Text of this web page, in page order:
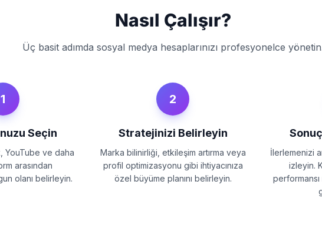
Nasıl Çalışır?
Üç basit adımda sosyal medya hesaplarınızı profesyonelce
1
Seçin
YouTube ve daha
arasından
olanı belirleyin.
2
Stratejinizi Belirleyin
Marka bilinirliği, etkileşim artırma veya
profil optimizasyonu gibi ihtiyacınıza
özel büyüme planını belirleyin.
İlerlemenizi
izleyin.